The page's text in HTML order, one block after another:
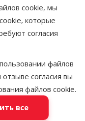
cookie, мы
которые
согласия
файлов
согласия вы
файлов cookie.
все
Complete Food
pig, 1,4 кг
Беззерновой,
Пряные травы
Вес продукта